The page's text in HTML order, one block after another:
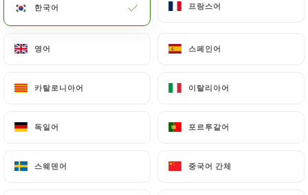
한국어 프랑스어
영어 스페인어
카탈로니아어 이탈리아어
독일어 포르투갈어
스웨덴어 중국어 간체
한국어 프랑스어
영어 스페인어
카탈로니아어 이탈리아어
독일어 포르투갈어
스웨덴어 중국어 간체